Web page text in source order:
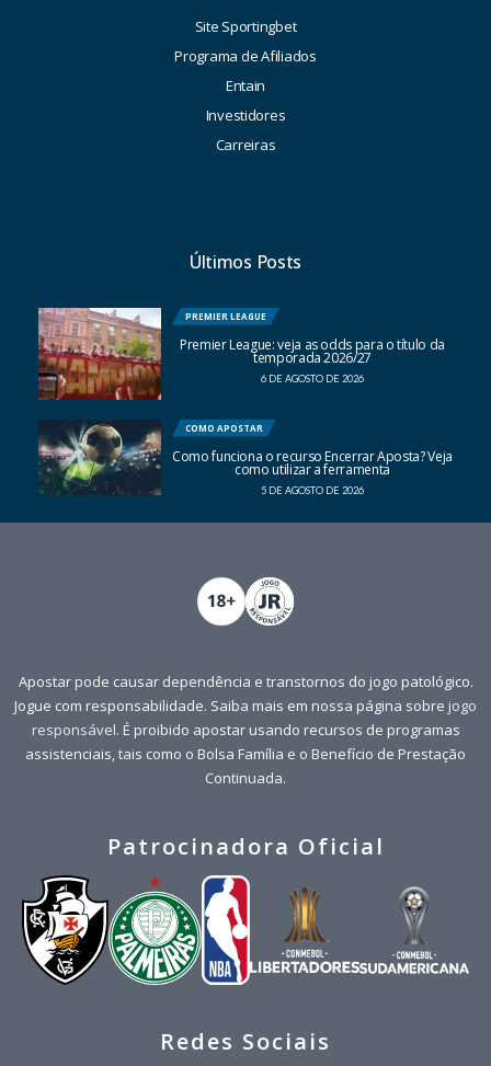
Site Sportingbet
Programa de Afiliados
Entain
Investidores
Carreiras
Últimos Posts
PREMIER LEAGUE
Premier League: veja as odds para o título da
temporada 2026/27
6 DE AGOSTO DE 2026
COMO APOSTAR
Como funciona o recurso Encerrar Aposta? Veja
como utilizar a ferramenta
5 DE AGOSTO DE 2026
Apostar pode causar dependência e transtornos do jogo patológico.
Jogue com responsabilidade. Saiba mais em nossa página sobre jogo
responsável. É proibido apostar usando recursos de programas
assistenciais, tais como o Bolsa Família e o Benefício de Prestação
Continuada.
Patrocinadora Oficial
Redes Sociais